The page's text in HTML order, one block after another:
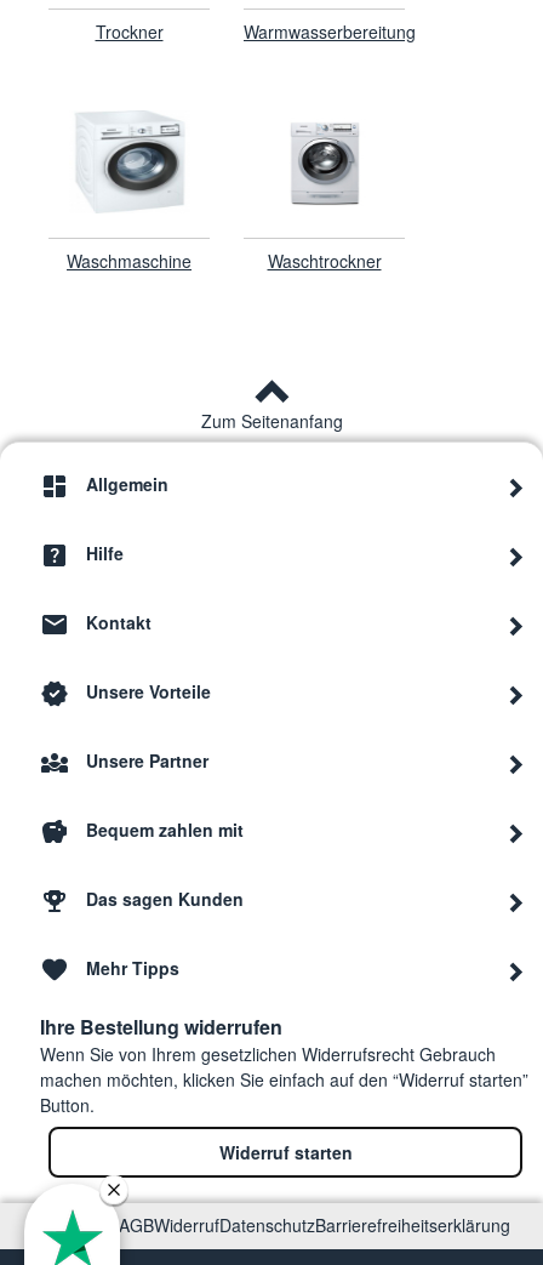
Trockner Warmwasserbereitung
Waschmaschine Waschtrockner
Zum Seitenanfang
Allgemein
Hilfe
Kontakt
Unsere Vorteile
Unsere Partner
Bequem zahlen mit
Das sagen Kunden
Mehr Tipps
Ihre Bestellung widerrufen
Wenn Sie von Ihrem gesetzlichen Widerrufsrecht Gebrauch
machen möchten, klicken Sie einfach auf den “Widerruf starten”
Button.
Widerruf starten
ImpressumAGBWiderrufDatenschutzBarrierefreiheitserklärung